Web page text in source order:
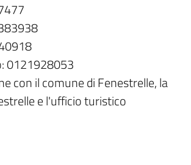
0121928053
con il comune di Fenestrelle, la
e l'ufficio turistico